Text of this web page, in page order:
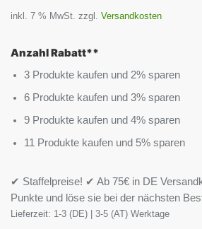
inkl. 7 % MwSt. zzgl. Versandkosten
Anzahl Rabatt**
3 Produkte kaufen und 2% sparen
6 Produkte kaufen und 3% sparen
9 Produkte kaufen und 4% sparen
11 Produkte kaufen und 5% sparen
✔ Staffelpreise! ✔ Ab 75€ in DE
Punkte und löse sie bei der nächsten
Lieferzeit: 1-3 (DE) | 3-5 (AT) Werktage